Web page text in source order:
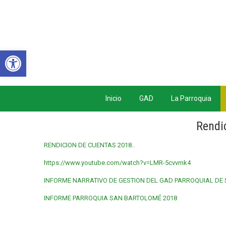
Inicio GAD La Parroquia
RENDICION DE CUENTAS 2018..
https://www.youtube.com/watch?v=LMR-5cvvmk4
INFORME NARRATIVO DE GESTION DEL GAD PARROQUIAL
INFORME PARROQUIA SAN BARTOLOMÉ 2018
Abrir barra de herramientas